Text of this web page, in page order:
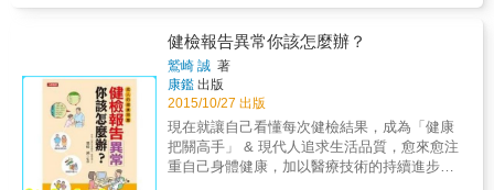
用藥。 不少民眾面對醫療都很習慣憑感覺：只
是一個感冒，這家診所的藥吃了無效，就換別
家拿藥；肝不好，西藥和保健藥丸合併吃；胃
食道逆流、胃燒心，就服用胃酸抑制劑；工作
忙碌，體重一直攀升，沒時間運動就吃減肥
藥；預防勝於治療，每年花大錢做高精密健檢
&hellip;&hellip;殊不知，一知半解下，甚至是完
點。
「自身的強項」 4.不太喜歡、覺得難以忍受的
腳趾是哪一根？為什麼？ 代表你「自身的弱
點」 5.將雙眼閉起來，是否有幾根擁有強烈存
在感的腳趾？ 代表你「天生適合的課題」 十根
腳趾各自都有不同的含意。請觀察特定的腳
趾，詳細判別其中的訊息吧！
速瞭解自己身體內部正在發生的事，及早發
現、及早治療！ 本書特色 && & 「就這一本，
破解健檢數字的玄機！」 ● 健康檢查報告書該
怎麼閱讀？項目與數值代表什麼意思？讓這本
書來告訴你！ ● 從最簡單的BMI指數，到血
糖、脂肪、肝功能、腎功能、尿酸檢定、大腸
檢查、胸部腸胃X光、腹部超音波、心電圖、眼
睛、耳朵、大腦、骨骼，寫在健檢報告上的數
健檢報告異常你該怎麼辦？
鷲崎 誠 著
康鑑 出版
2015/10/27 出版
現在就讓自己看懂每次健檢結果，成為「健康
把關高手」 & 現代人追求生活品質，愈來愈注
重自己身體健康，加以醫療技術的持續進步，